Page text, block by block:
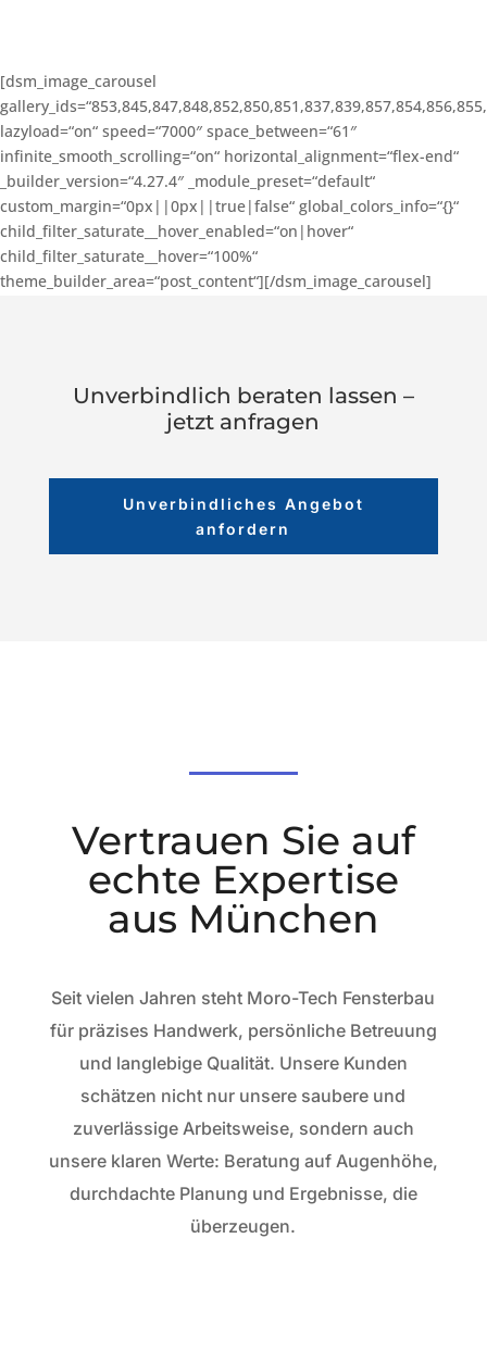
[dsm_image_carousel
lazyload=“on“ speed=“7000″ space_between=“61″
infinite_smooth_scrolling=“on“ horizontal_alignment=“flex-end“
_builder_version=“4.27.4″ _module_preset=“default“
custom_margin=“0px||0px||true|false“ global_colors_info=“{}“
child_filter_saturate__hover_enabled=“on|hover“
child_filter_saturate__hover=“100%“
theme_builder_area=“post_content“][/dsm_image_carousel]
Unverbindlich beraten lassen –
jetzt anfragen
Unverbindliches Angebot
anfordern
Vertrauen Sie auf
echte Expertise
aus München
Seit vielen Jahren steht Moro-Tech Fensterbau
für präzises Handwerk, persönliche Betreuung
und langlebige Qualität. Unsere Kunden
schätzen nicht nur unsere saubere und
zuverlässige Arbeitsweise, sondern auch
unsere klaren Werte: Beratung auf Augenhöhe,
durchdachte Planung und Ergebnisse, die
überzeugen.